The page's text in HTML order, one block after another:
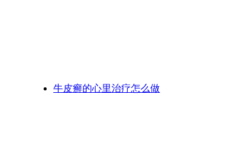
牛皮癣的心里治疗怎么做